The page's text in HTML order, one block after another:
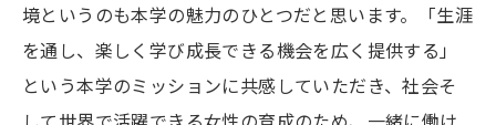
境というのも本学の魅力のひとつだと思います。「生涯
を通し、楽しく学び成長できる機会を広く提供する」
という本学のミッションに共感していただき、社会そ